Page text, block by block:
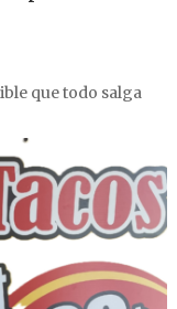
que todo salga